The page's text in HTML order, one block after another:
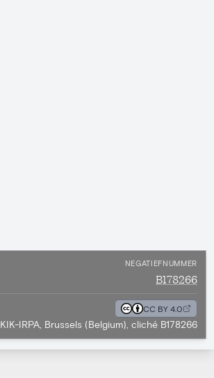
NEGATIEFNUMMER
B178266
CC BY 4.0
KIK-IRPA, Brussels (Belgium), cliché B178266